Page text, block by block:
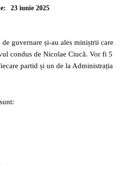
23 iunie 2025
guvernare și-au ales miniștrii care
condus de Nicolae Ciucă. Vor fi 5
partid și un de la Administrația